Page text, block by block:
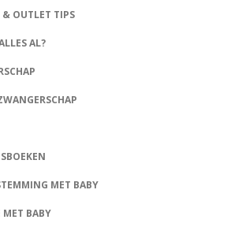
& OUTLET TIPS
AL?
MET BABY
MET BABY